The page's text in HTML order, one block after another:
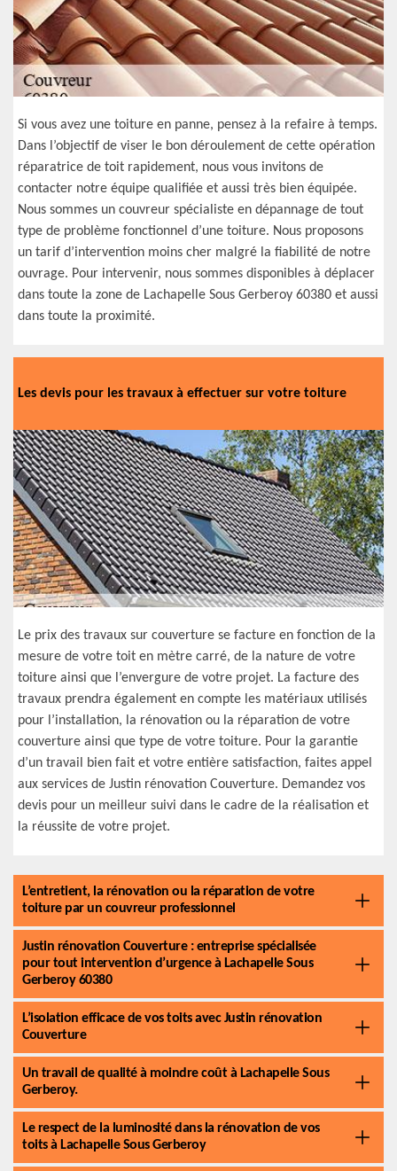
Si vous avez une toiture en panne, pensez à la refaire à temps.
Dans l’objectif de viser le bon déroulement de cette opération
réparatrice de toit rapidement, nous vous invitons de
contacter notre équipe qualifiée et aussi très bien équipée.
Nous sommes un couvreur spécialiste en dépannage de tout
type de problème fonctionnel d’une toiture. Nous proposons
un tarif d’intervention moins cher malgré la fiabilité de notre
ouvrage. Pour intervenir, nous sommes disponibles à déplacer
dans toute la zone de Lachapelle Sous Gerberoy 60380 et aussi
dans toute la proximité.
Les devis pour les travaux à effectuer sur votre toiture
Le prix des travaux sur couverture se facture en fonction de la
mesure de votre toit en mètre carré, de la nature de votre
toiture ainsi que l’envergure de votre projet. La facture des
travaux prendra également en compte les matériaux utilisés
pour l’installation, la rénovation ou la réparation de votre
couverture ainsi que type de votre toiture. Pour la garantie
d’un travail bien fait et votre entière satisfaction, faites appel
aux services de Justin rénovation Couverture. Demandez vos
devis pour un meilleur suivi dans le cadre de la réalisation et
la réussite de votre projet.
L’entretient, la rénovation ou la réparation de votre
toiture par un couvreur professionnel
Justin rénovation Couverture : entreprise spécialisée
pour tout intervention d’urgence à Lachapelle Sous
Gerberoy 60380
L’isolation efficace de vos toits avec Justin rénovation
Couverture
Un travail de qualité à moindre coût à Lachapelle Sous
Gerberoy.
Le respect de la luminosité dans la rénovation de vos
toits à Lachapelle Sous Gerberoy